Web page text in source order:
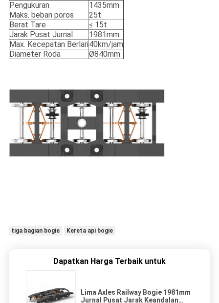
Pengukuran
1435mm
Maks. beban poros
25t
Berat Tare
≤ 15t
Jarak Pusat Jurnal
1981mm
Max. Kecepatan Berlari40km/jam
Diameter Roda
Ø840mm
tiga bagian bogie Kereta api bogie
Dapatkan Harga Terbaik untuk
Lima Axles Railway Bogie 1981mm
Jurnal Pusat Jarak Keandalan